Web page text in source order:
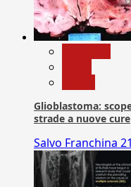
Glioblastoma:
strade a nuove cure
Salvo Franchina